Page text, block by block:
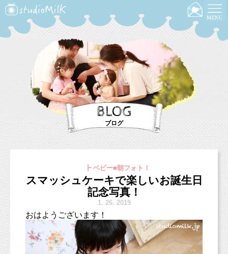
BLOG
ブログ
┣ ベビー■朝フォト！
スマッシュケーキで楽しいお誕生日
記念写真！
1. 26. 2019
おはようございます！